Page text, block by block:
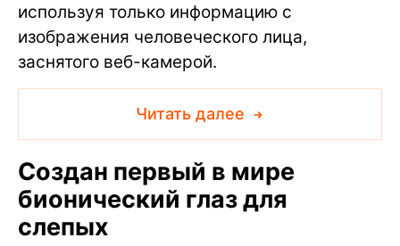
используя только информацию с
изображения человеческого лица,
заснятого веб-камерой.
Читать далее
Создан первый в мире
бионический глаз для
слепых